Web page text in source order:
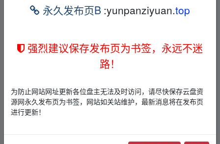
m the 1700's to 2023 about a Her
nfinished.﹏fr▪om w ww.y‥un﹏pan zi▁
主演
苏利耶·西瓦库马,波比·戴尔,迪莎·
帕塔尼
类型
永久发布页B :yunpanziyuan.top
强烈建议保存发布页为书签，永远不迷
路！
为防止网站网址更新各位盘主无法及时访问，请尽快保存云盘资
源网永久发布页为书签，网站如关站维护，最新消息将在发布页
进行更新！